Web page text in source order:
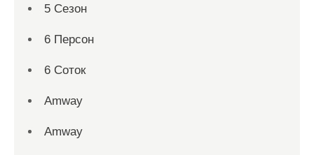
5 Сезон
6 Персон
6 Соток
Amway
Amway